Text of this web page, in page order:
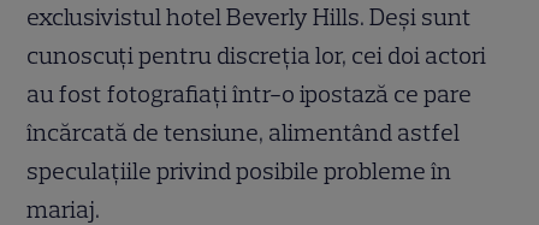
exclusivistul hotel Beverly Hills. Deși sunt
cunoscuți pentru discreția lor, cei doi actori
au fost fotografiați într-o ipostază ce pare
încărcată de tensiune, alimentând astfel
speculațiile privind posibile probleme în
mariaj.